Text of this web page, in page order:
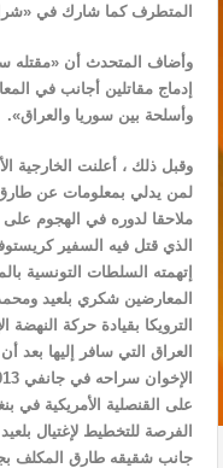
المتطرف كما شارك في
وأضاف المتحدث أن «مقتله
إدماج مقاتلين أجانب في
وأسلحة بين سوريا والعراق».
وقبل ذلك ، أعلنت الخارجية
لمن يدلي بمعلومات عن
الذي قتل فيه السفير
إتهمته السلطات التونسية
الترويكا بقيادة حركة
العراق التي سافر إليها
على القنصلية الأمريكية في
الفرصة للتخطيط لإغتيال
جانب شقيقه طارق المكلف